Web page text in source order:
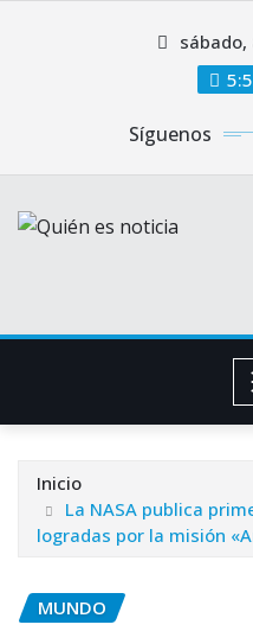
Síguenos
Inicio
La NASA publica
logradas por la misión
MUNDO